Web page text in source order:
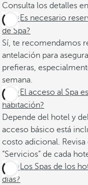
Consulta los detalles
¿Es necesario
de Spa?
Sí, te recomendamos
antelación para
prefieras,
semana.
¿El acceso al Spa
habitación?
Depende del hotel y
acceso básico está
costo adicional.
“Servicios” de cada
¿Los Spas de los
días?